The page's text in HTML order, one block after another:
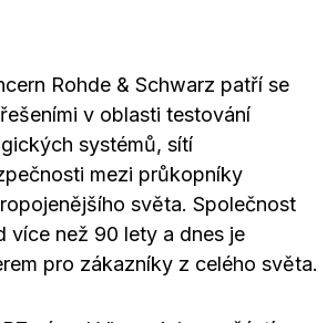
Rohde & Schwarz patří se
v oblasti testování
systémů, sítí
mezi průkopníky
světa. Společnost
více než 90 lety a dnes je
pro zákazníky z celého světa.